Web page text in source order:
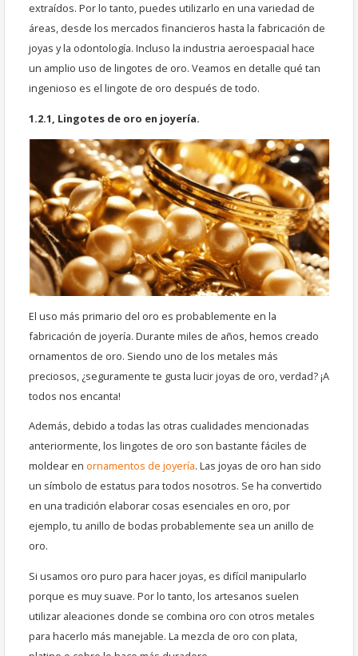
extraídos. Por lo tanto, puedes utilizarlo en una variedad de
áreas, desde los mercados financieros hasta la fabricación de
joyas y la odontología. Incluso la industria aeroespacial hace
un amplio uso de lingotes de oro. Veamos en detalle qué tan
ingenioso es el lingote de oro después de todo.
1.2.1, Lingotes de oro en joyería.
El uso más primario del oro es probablemente en la
fabricación de joyería. Durante miles de años, hemos creado
ornamentos de oro. Siendo uno de los metales más
preciosos, ¿seguramente te gusta lucir joyas de oro, verdad? ¡A
todos nos encanta!
Además, debido a todas las otras cualidades mencionadas
anteriormente, los lingotes de oro son bastante fáciles de
moldear en ornamentos de joyería. Las joyas de oro han sido
un símbolo de estatus para todos nosotros. Se ha convertido
en una tradición elaborar cosas esenciales en oro, por
ejemplo, tu anillo de bodas probablemente sea un anillo de
oro.
Si usamos oro puro para hacer joyas, es difícil manipularlo
porque es muy suave. Por lo tanto, los artesanos suelen
utilizar aleaciones donde se combina oro con otros metales
para hacerlo más manejable. La mezcla de oro con plata,